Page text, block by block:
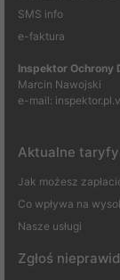
SMS info
e-faktura
Inspektor Ochrony
Marcin Nawojski
e-mail:
Aktualne taryfy
Jak możesz
Co wpływa na
Nasze usługi
Zgłoś